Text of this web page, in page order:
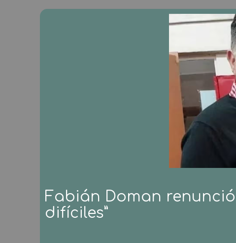
Fabián Doman
difíciles”